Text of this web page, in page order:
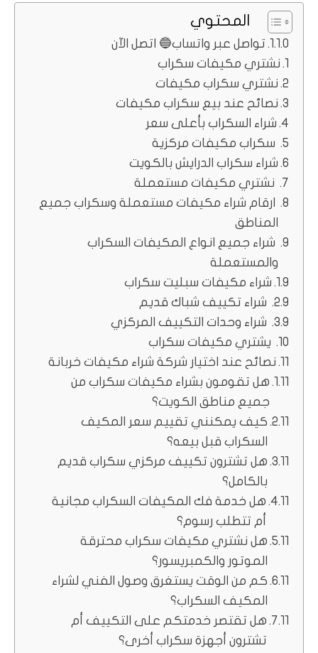
المحتوي
تواصل عبر واتساب🔵 اتصل الآن
نشتري مكيفات سكراب
نشتري سكراب مكيفات
نصائح عند بيع سكراب مكيفات
شراء السكراب بأعلى سعر
سكراب مكيفات مركزية
شراء سكراب الدرايش بالكويت
نشتري مكيفات مستعملة
ارقام شراء مكيفات مستعملة وسكراب جميع
المناطق
شراء جميع انواع المكيفات السكراب
والمستعملة
شراء مكيفات سبليت سكراب
شراء تكييف شباك قديم
شراء وحدات التكييف المركزي
يشتري مكيفات سكراب
نصائح عند اختيار شركة شراء مكيفات خربانة
هل تقومون بشراء مكيفات سكراب من
جميع مناطق الكويت؟
كيف يمكنني تقييم سعر المكيف
السكراب قبل بيعه؟
هل تشترون تكييف مركزي سكراب قديم
بالكامل؟
هل خدمة فك المكيفات السكراب مجانية
أم تتطلب رسوم؟
هل نشتري مكيفات سكراب محترقة
الموتور والكمبريسور؟
كم من الوقت يستغرق وصول الفني لشراء
المكيف السكراب؟
هل تقتصر خدمتكم على التكييف أم
تشترون أجهزة سكراب أخرى؟